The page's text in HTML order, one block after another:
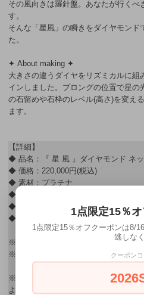
その風向きは羅針盤。あなたが行くべ
す。
そんな「星風」の瞬きをダイヤモンド
た。
✦ About making ✦
大きさの違うダイヤをリズミカルに
インしました。プロングの位置で星
の石留めや石枠のレベル(高さ)を変え
ます。
【詳細】
◆ 品名：『 星 風 』ダイヤモンド ネ
◆ 価格：220,000円(税込)
◆ 素材：プラチナ
◆ 宝石：ダイヤモンド 計0.3ct
◆ 寸法：トップ縦11.5×横35㎜
◆ チェーン長さ：全長48cm/スライド
※ ネックレスとリングはプラチナのみ
※ ゴールドご希望の方はオーダーにて
※ ギフト用ラッピングをご希望され
よりお申し込み下さい。
1点限定15％
1点限定15％オフクーポンは8/
逃しなく
クーポン